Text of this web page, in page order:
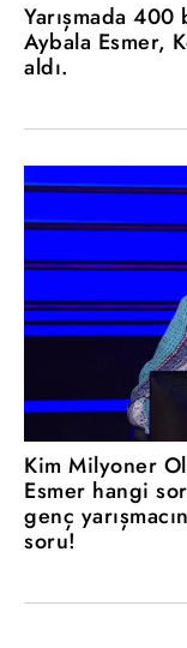
Yarışmada
Aybala Esmer,
aldı.
Kim Milyoner
Esmer hangi
genç
soru!